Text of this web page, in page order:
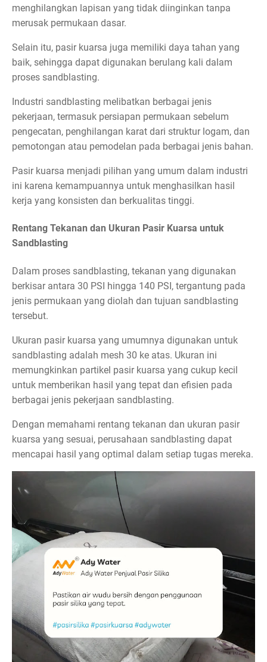
menghilangkan lapisan yang tidak diinginkan tanpa
merusak permukaan dasar.
Selain itu, pasir kuarsa juga memiliki daya tahan yang
baik, sehingga dapat digunakan berulang kali dalam
proses sandblasting.
Industri sandblasting melibatkan berbagai jenis
pekerjaan, termasuk persiapan permukaan sebelum
pengecatan, penghilangan karat dari struktur logam, dan
pemotongan atau pemodelan pada berbagai jenis bahan.
Pasir kuarsa menjadi pilihan yang umum dalam industri
ini karena kemampuannya untuk menghasilkan hasil
kerja yang konsisten dan berkualitas tinggi.
Rentang Tekanan dan Ukuran Pasir Kuarsa untuk
Sandblasting
Dalam proses sandblasting, tekanan yang digunakan
berkisar antara 30 PSI hingga 140 PSI, tergantung pada
jenis permukaan yang diolah dan tujuan sandblasting
tersebut.
Ukuran pasir kuarsa yang umumnya digunakan untuk
sandblasting adalah mesh 30 ke atas. Ukuran ini
memungkinkan partikel pasir kuarsa yang cukup kecil
untuk memberikan hasil yang tepat dan efisien pada
berbagai jenis pekerjaan sandblasting.
Dengan memahami rentang tekanan dan ukuran pasir
kuarsa yang sesuai, perusahaan sandblasting dapat
mencapai hasil yang optimal dalam setiap tugas mereka.